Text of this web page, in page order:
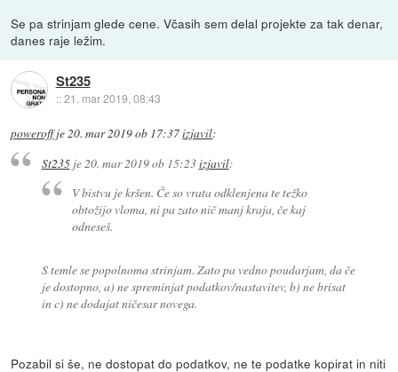
Se pa strinjam glede cene. Včasih sem delal projekte za tak denar,
danes raje ležim.
St235
::21. mar 2019, 08:43
poweroffje20. mar 2019 ob 17:37izjavil:
St235je20. mar 2019 ob 15:23izjavil:
V bistvu je kršen. Če so vrata odklenjena te težko
obtožijo vloma, ni pa zato nič manj kraja, če kaj
odneseš.
S temle se popolnoma strinjam. Zato pa vedno poudarjam, da če
je dostopno, a) ne spreminjat podatkov/nastavitev, b) ne brisat
in c) ne dodajat ničesar novega.
Pozabil si še, ne dostopat do podatkov, ne te podatke kopirat in niti